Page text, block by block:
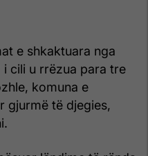
e shkaktuara nga
cili u rrëzua para tre
komuna e
gjurmë të djegies,